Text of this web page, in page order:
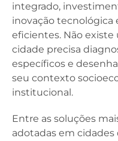
integrado,
inovação tecnológica
eficientes. Não existe
cidade precisa
específicos e
seu contexto
institucional.
Entre as soluções
adotadas em